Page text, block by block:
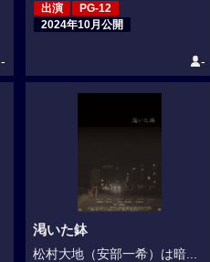
-
出演
PG-12
2024年10月公開
-
渇いた鉢
松村大地（安部一希）は暗...